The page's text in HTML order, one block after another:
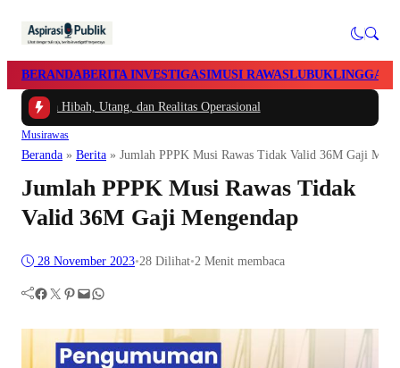
BERANDABERITA INVESTIGASIMUSI RAWASLUBUKLINGGAU
Hibah, Utang, dan Realitas Operasional
Musirawas
Beranda » Berita » Jumlah PPPK Musi Rawas Tidak Valid 36M Gaji
Jumlah PPPK Musi Rawas Tidak
Valid 36M Gaji Mengendap
28 November 2023•28 Dilihat•2 Menit membaca
Facebook Twitter Pinterest Mail WhatsApp